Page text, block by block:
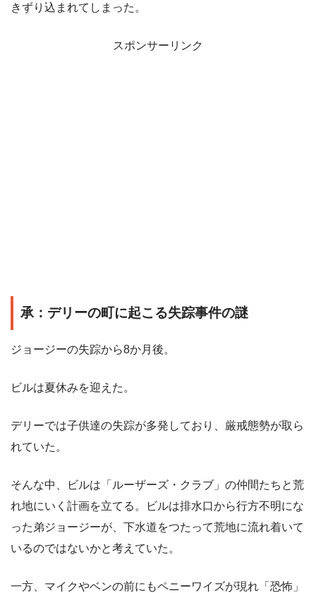
きずり込まれてしまった。
スポンサーリンク
承：デリーの町に起こる失踪事件の謎
ジョージーの失踪から8か月後。
ビルは夏休みを迎えた。
デリーでは子供達の失踪が多発しており、厳戒態勢が取ら
れていた。
そんな中、ビルは「ルーザーズ・クラブ」の仲間たちと荒
れ地にいく計画を立てる。ビルは排水口から行方不明にな
った弟ジョージーが、下水道をつたって荒地に流れ着いて
いるのではないかと考えていた。
一方、マイクやベンの前にもペニーワイズが現れ「恐怖」